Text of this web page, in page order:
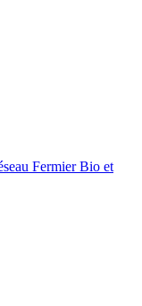
Fermier Bio et